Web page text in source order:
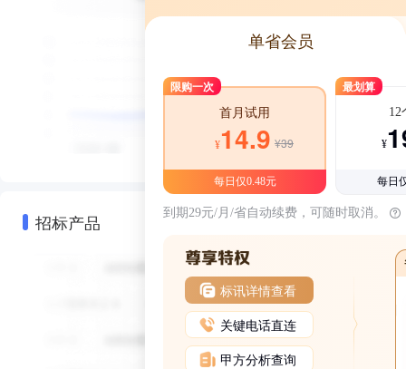
招标产品
单省会员
限购一次
首月试用
¥14.9 ¥39
每日仅0.48元
最划算
12
¥
每日
到期29元/月/省自动续费，可随时取消。
标讯详情查看
关键电话直连
甲方分析查询